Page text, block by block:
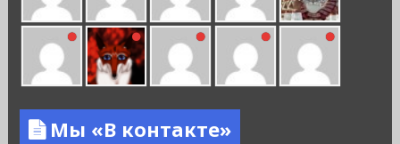
Мы «В контакте»